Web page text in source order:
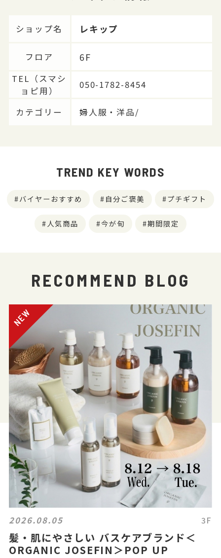
ショップ名 レキップ
フロア 6F
TEL（スマシ
ョピ用）
050-1782-8454
カテゴリー 婦人服・洋品/
TREND KEY WORDS
バイヤーおすすめ 自分ご褒美 プチギフト
人気商品 今が旬 期間限定
RECOMMEND BLOG
2026.08.05 3F
髪・肌にやさしい バスケアブランド＜
ORGANIC JOSEFIN＞POP UP